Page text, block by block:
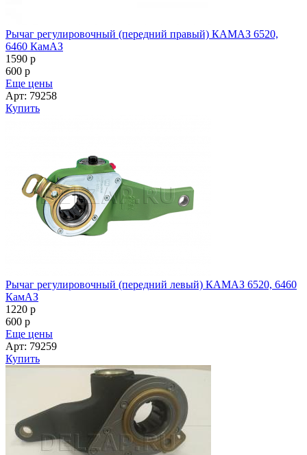
Рычаг регулировочный (передний правый) КАМАЗ 6520,
6460 КамАЗ
1590 p
600 p
Еще цены
Арт: 79258
Купить
Рычаг регулировочный (передний левый) КАМАЗ 6520, 6460
КамАЗ
1220 p
600 p
Еще цены
Арт: 79259
Купить